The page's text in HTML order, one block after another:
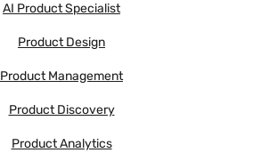
AI Product Specialist
Product Design
Product Management
Product Discovery
Product Analytics